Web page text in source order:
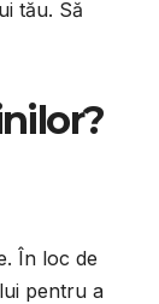
tău. Să
În loc de
pentru a